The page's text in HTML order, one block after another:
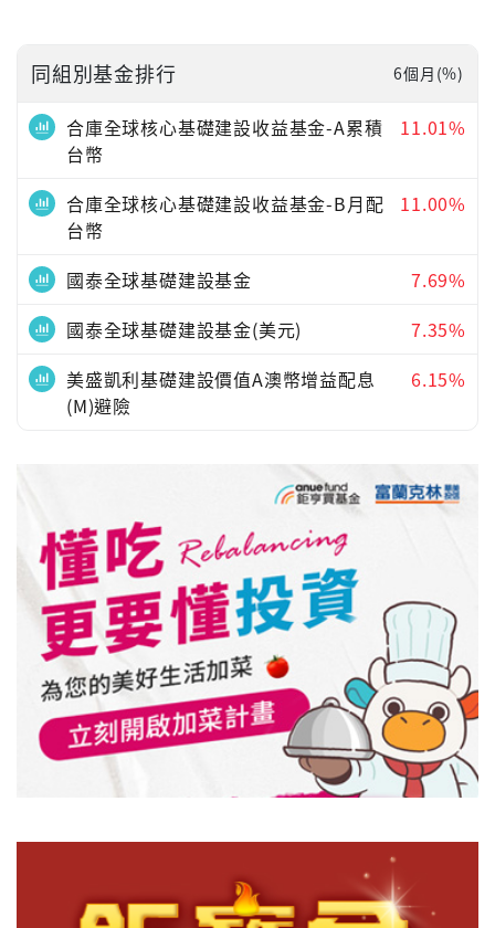
同組別基金排行 6個月(%)
合庫全球核心基礎建設收益基金-A累積
台幣
11.01%
合庫全球核心基礎建設收益基金-B月配
台幣
11.00%
國泰全球基礎建設基金
7.69%
國泰全球基礎建設基金(美元)
7.35%
美盛凱利基礎建設價值A澳幣增益配息
(M)避險
6.15%